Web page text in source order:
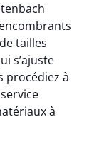
tailles
s’ajuste
procédiez à
à